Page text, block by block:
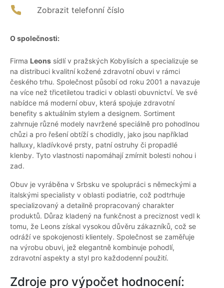
Zobrazit telefonní číslo
O společnosti:
Firma Leons sídlí v pražských Kobylisích a specializuje se
na distribuci kvalitní kožené zdravotní obuvi v rámci
českého trhu. Společnost působí od roku 2001 a navazuje
na více než třicetiletou tradici v oblasti obuvnictví. Ve své
nabídce má moderní obuv, která spojuje zdravotní
benefity s aktuálním stylem a designem. Sortiment
zahrnuje různé modely navržené speciálně pro pohodlnou
chůzi a pro řešení obtíží s chodidly, jako jsou například
halluxy, kladívkové prsty, patní ostruhy či propadlé
klenby. Tyto vlastnosti napomáhají zmírnit bolesti nohou i
zad.
Obuv je vyráběna v Srbsku ve spolupráci s německými a
italskými specialisty v oblasti podiatrie, což podtrhuje
specializovaný a detailně propracovaný charakter
produktů. Důraz kladený na funkčnost a preciznost vedl k
tomu, že Leons získal vysokou důvěru zákazníků, což se
odráží ve spokojenosti klientely. Společnost se zaměřuje
na výrobu obuvi, jež elegantně kombinuje pohodlí,
zdravotní aspekty a styl pro každodenní použití.
Zdroje pro výpočet hodnocení: